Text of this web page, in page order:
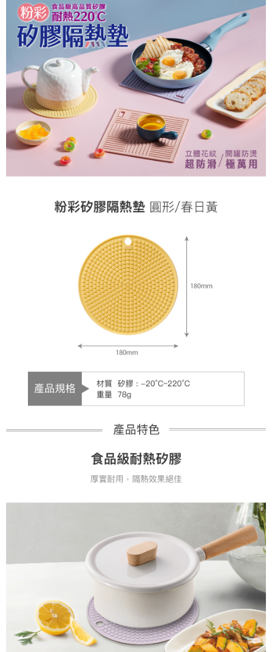
法說明評估內容。
【繳款方式說明】
1.分期款項不併入電信帳單，「大哥付你分期」於每月結算日後寄送繳費提
醒簡訊。
2.透過簡訊連結打開帳單後，可選擇「超商條碼／台灣大直營門市／銀行轉
帳／街口支付／iPASS MONEY」等通路繳費。
【注意事項】
1.本服務係由「台灣大哥大股份有限公司」（以下簡稱本公司）所提供，讓
用戶於交易時，得透過本服務購買商品或服務，並由商店將買賣／分期付款
買賣價金債權讓與本公司後，依約使用本公司帳單繳交帳款。
2.基於同意付款使用「大哥付你分期」之契約關係目的，商店將以您的個人
資料（包含姓名、電話或地址）提供予台灣大哥大進項蒐集、處理及利用，
由本公司與您本人進行分期帳單所需資料之確認、核對及更正。
3.完整用戶服務條款，請詳閱以下連結：https://oppay.tw/userRule
付款後7-11取貨
每筆NT$80，滿NT$888(含以上)免運費
每筆NT$120，滿NT$1,000(含以上)免運費
門市取貨-自備購物袋
每筆NT$80，滿NT$500(含以上)免運費